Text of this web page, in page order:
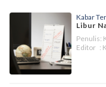
Kabar
Libur
Penulis:
Editor :